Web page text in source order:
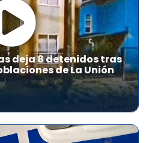
deja 8 detenidos tras
de La Unión